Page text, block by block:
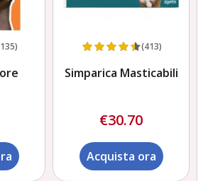
(413)
Simparica Masticabili
€30.70
Acquista ora